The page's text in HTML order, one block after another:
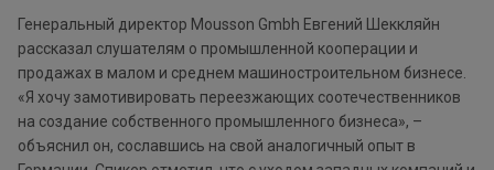
Генеральный директор Mousson Gmbh Евгений Шеккляйн
рассказал слушателям о промышленной кооперации и
продажах в малом и среднем машиностроительном бизнесе.
«Я хочу замотивировать переезжающих соотечественников
на создание собственного промышленного бизнеса», –
объяснил он, сославшись на свой аналогичный опыт в